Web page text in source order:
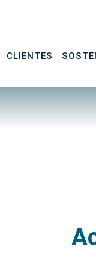
CLIENTES